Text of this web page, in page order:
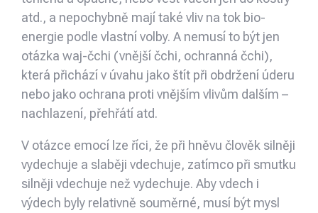
atd., a nepochybně mají také vliv na tok bio­
energie podle vlastní volby. A nemusí to být jen
otázka waj-čchi (vnější čchi, ochranná čchi),
která přichází v úvahu jako štít při obdržení úderu
nebo jako ochrana proti vnějším vlivům dalším –
nachlazení, přehřátí atd.
V otázce emocí lze říci, že při hněvu člověk silněji
vydechuje a slaběji vdechuje, zatímco při smutku
silněji vdechuje než vydechuje. Aby vdech i
výdech byly relativně souměrné, musí být mysl